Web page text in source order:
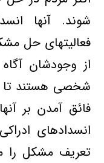
شوند. آنها
فعالیتهای حل
از وجودشان
شخصی هستند تا
فائق آمدن بر
انسدادهای
تعریف مشكل را